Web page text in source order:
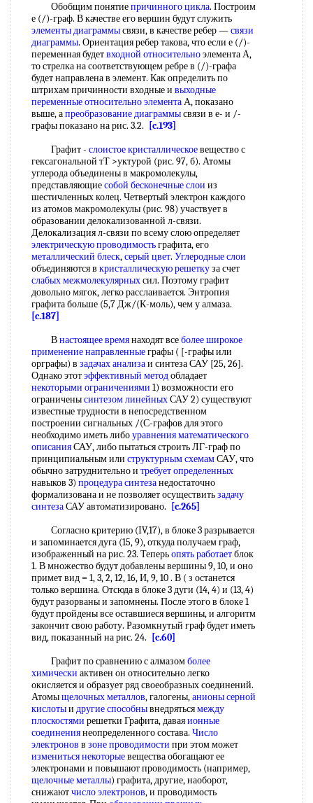
Обобщим понятиепричинного цикла. Построим
е (/)-граф. В качестве его вершин будут служить
элементы диаграммысвязи, в качестве ребер —связи
диаграммы. Ориентация ребер такова, что если е (/)-
переменная будетвходной относительноэлемента А,
то стрелка на соответствующем ребре в (/)-графа
будет направлена в элемент. Как определить по
штрихам причинности входные и выходные
переменныеотносительно элементаА, показано
выше, апреобразование диаграммысвязи в е- и /-
графы показано на рис. 3.2.
[c.193]
Графит - слоистое кристаллическоевещество с
гексагональной тТ >уктурой (рис. 97, б). Атомы
углерода объединены в макромолекулы,
представляющиесобой бесконечные слои из
шестичленных колец. Четвертый электрон каждого
из атомов макромолекулы (рис. 98) участвует в
образовании делокализованной л-связи.
Делокализация л-связи по всему слою определяет
электрическую проводимостьграфита, его
металлический блеск,серый цвет. Углеродные слои
объединяются в кристаллическую решеткуза счет
слабых межмолекулярныхсил. Поэтому графит
довольно мягок, легко расслаивается. Энтропия
графита больше (5,7 Дж/(К-моль), чем у алмаза.
[c.187]
Внастоящее времянаходят всеболее широкое
применение направленныеграфы ( [-графы или
орграфы) в задачах анализаи синтеза САУ [25, 26].
Однако этотэффективный методобладает
некоторыми ограничениями 1) возможности его
ограниченысинтезом линейныхСАУ 2) существуют
известные трудности в непосредственном
построении сигнальных /(С-графов для этого
необходимо иметь либоуравнения математического
описанияСАУ, либо пытаться строить ЛГ-граф по
принципиальным или структурным схемамСАУ, что
обычно затруднительно и требует определенных
навыков 3) процедура синтезанедостаточно
формализована и не позволяет осуществитьзадачу
синтезаСАУ автоматизировано.
[c.265]
Согласно критерию (IV,17), в блоке 3 разрывается
и запоминается дуга (15, 9), откуда получаем граф,
изображенный на рис. 23. Теперьопять работаетблок
1. В множество будут добавлены вершины 9, 10, и оно
примет вид = 1, 3, 2, 12, 16, И, 9, 10 . В ( з останется
только вершина. Отсюда в блоке 3 дуги (14, 4) и (13, 4)
будут разорваны и запомнены. После этого в блоке 1
будут пройдены все оставшиеся вершины, и алгоритм
закончит свою работу. Разомкнутый граф будет иметь
вид, показанный на рис. 24.
[c.60]
Графит по сравнению с алмазомболее
химически активен он относительно легко
окисляется и образует ряд своеобразных соединений.
Атомыщелочных металлов, галогены,анионы серной
кислотыи другие способнывнедрятьсямежду
плоскостями решетки Графита, даваяионные
соединениянеопределенного состава. Число
электронов в зоне проводимости при этом может
измениться некоторыевещества обогащают ее
электронами и повышают проводимость (например,
щелочные металлы) графита, другие, наоборот,
снижаютчисло электронов, и проводимость